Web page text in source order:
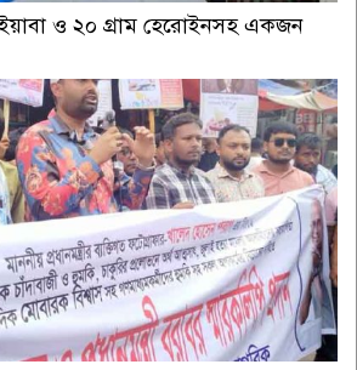
ও ২০ গ্রাম হেরোইনসহ একজন